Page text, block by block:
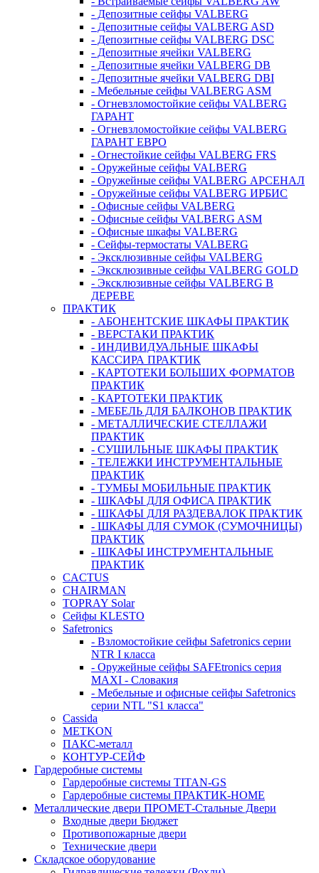
- Депозитные сейфы VALBERG
- Депозитные сейфы VALBERG ASD
- Депозитные сейфы VALBERG DSC
- Депозитные ячейки VALBERG
- Депозитные ячейки VALBERG DB
- Депозитные ячейки VALBERG DBI
- Мебельные сейфы VALBERG ASM
- Огневзломостойкие сейфы VALBERG
ГАРАНТ
- Огневзломостойкие сейфы VALBERG
ГАРАНТ ЕВРО
- Огнестойкие сейфы VALBERG FRS
- Оружейные сейфы VALBERG
- Оружейные сейфы VALBERG АРСЕНАЛ
- Оружейные сейфы VALBERG ИРБИС
- Офисные сейфы VALBERG
- Офисные сейфы VALBERG ASM
- Офисные шкафы VALBERG
- Сейфы-термостаты VALBERG
- Эксклюзивные сейфы VALBERG
- Эксклюзивные сейфы VALBERG GOLD
- Эксклюзивные сейфы VALBERG В
ДЕРЕВЕ
ПРАКТИК
- АБОНЕНТСКИЕ ШКАФЫ ПРАКТИК
- ВЕРСТАКИ ПРАКТИК
- ИНДИВИДУАЛЬНЫЕ ШКАФЫ
КАССИРА ПРАКТИК
- КАРТОТЕКИ БОЛЬШИХ ФОРМАТОВ
ПРАКТИК
- КАРТОТЕКИ ПРАКТИК
- МЕБЕЛЬ ДЛЯ БАЛКОНОВ ПРАКТИК
- МЕТАЛЛИЧЕСКИЕ СТЕЛЛАЖИ
ПРАКТИК
- СУШИЛЬНЫЕ ШКАФЫ ПРАКТИК
- ТЕЛЕЖКИ ИНСТРУМЕНТАЛЬНЫЕ
ПРАКТИК
- ТУМБЫ МОБИЛЬНЫЕ ПРАКТИК
- ШКАФЫ ДЛЯ ОФИСА ПРАКТИК
- ШКАФЫ ДЛЯ РАЗДЕВАЛОК ПРАКТИК
- ШКАФЫ ДЛЯ СУМОК (СУМОЧНИЦЫ)
ПРАКТИК
- ШКАФЫ ИНСТРУМЕНТАЛЬНЫЕ
ПРАКТИК
CACTUS
CHAIRMAN
TOPRAY Solar
Сейфы KLESTO
Safetronics
- Взломостойкие сейфы Safetronics серии
NTR I класса
- Оружейные сейфы SAFEtronics серия
MAXI - Словакия
- Мебельные и офисные сейфы Safetronics
серии NTL "S1 класса"
Cassida
METKON
ПАКС-металл
КОНТУР-СЕЙФ
Гардеробные системы
Гардеробные системы TITAN-GS
Гардеробные системы ПРАКТИК-HOME
Металлические двери ПРОМЕТ-Стальные Двери
Входные двери Бюджет
Противопожарные двери
Технические двери
Складское оборудование